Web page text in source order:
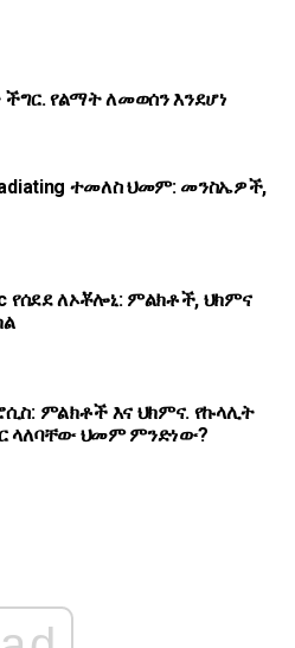
ችግር. የልማት ለመወሰን እንደሆነ
ተመለስ ህመም: መንስኤዎች,
የሰደደ ለኦቾሎኒ: ምልክቶች, ህክምና
ምልክቶች እና ህክምና. የኩላሊት
ላለባቸው ህመም ምንድነው?